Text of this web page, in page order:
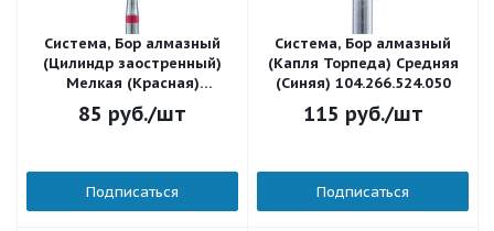
Система, Бор алмазный
(Цилиндр заостренный)
Мелкая (Красная)
104.274.514.031
85 руб./шт
Подписаться
Система, Бор алмазный
(Капля Торпеда) Средняя
(Синяя) 104.266.524.050
115 руб./шт
Подписаться